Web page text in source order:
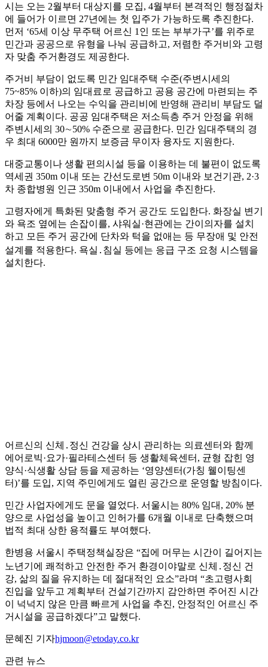
시는 오는 2월부터 대상지를 모집, 4월부터 본격적인 행정절차
에 들어가 이르면 27년에는 첫 입주가 가능하도록 추진한다.
먼저 ‘65세 이상 무주택 어르신 1인 또는 부부가구’를 위주로
민간과 공공으로 유형을 나눠 공급하고, 저렴한 주거비와 고령
자 맞춤 주거환경도 제공한다.
주거비 부담이 없도록 민간 임대주택 수준(주변시세의
75~85% 이하)의 임대료로 공급하고 공용 공간에 마련되는 주
차장 등에서 나오는 수익을 관리비에 반영해 관리비 부담도 덜
어줄 계획이다. 공공 임대주택은 저소득층 주거 안정을 위해
주변시세의 30∼50% 수준으로 공급한다. 민간 임대주택의 경
우 최대 6000만 원까지 보증금 무이자 융자도 지원한다.
대중교통이나 생활 편의시설 등을 이용하는 데 불편이 없도록
역세권 350m 이내 또는 간선도로변 50m 이내와 보건기관, 2·3
차 종합병원 인근 350m 이내에서 사업을 추진한다.
고령자에게 특화된 맞춤형 주거 공간도 도입한다. 화장실 변기
와 욕조 옆에는 손잡이를, 샤워실·현관에는 간이의자를 설치
하고 모든 주거 공간에 단차와 턱을 없애는 등 무장애 및 안전
설계를 적용한다. 욕실․침실 등에는 응급 구조 요청 시스템을
설치한다.
어르신의 신체․정신 건강을 상시 관리하는 의료센터와 함께
에어로빅·요가·필라테스센터 등 생활체육센터, 균형 잡힌 영
양식·식생활 상담 등을 제공하는 ‘영양센터(가칭 웰이팅센
터)’를 도입, 지역 주민에게도 열린 공간으로 운영할 방침이다.
민간 사업자에게도 문을 열었다. 서울시는 80% 임대, 20% 분
양으로 사업성을 높이고 인허가를 6개월 이내로 단축했으며
법적 최대 상한 용적률도 부여했다.
한병용 서울시 주택정책실장은 “집에 머무는 시간이 길어지는
노년기에 쾌적하고 안전한 주거 환경이야말로 신체․정신 건
강, 삶의 질을 유지하는 데 절대적인 요소”라며 “초고령사회
진입을 앞두고 계획부터 건설기간까지 감안하면 주어진 시간
이 넉넉지 않은 만큼 빠르게 사업을 추진, 안정적인 어르신 주
거시설을 공급하겠다”고 말했다.
문혜진 기자hjmoon@etoday.co.kr
관련 뉴스